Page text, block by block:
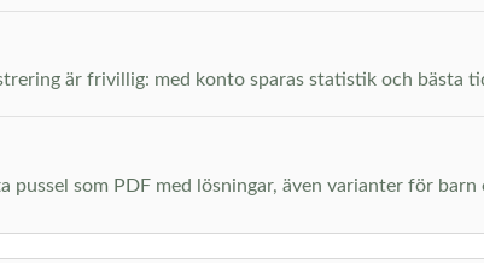
är frivillig: med konto sparas statistik och bästa
pussel som PDF med lösningar, även varianter för barn